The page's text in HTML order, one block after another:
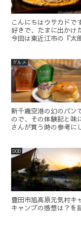
こんにちはウサカドで
好きで、たまに出かけ
今回は東近江市の『太
グルメ
新千歳空港の幻のパン
ので、その体験記と味
さんが買う時の参考に
DOD
豊田市旭高原元気村キ
キャンプの感想は？を